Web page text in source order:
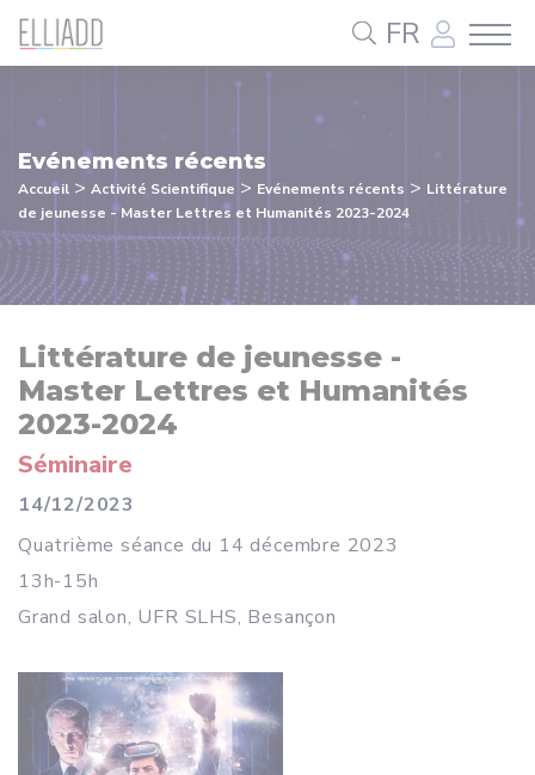
FR
Evénements récents
Accueil > Activité Scientifique > Evénements récents > Littérature
de jeunesse - Master Lettres et Humanités 2023-2024
Littérature de jeunesse -
Master Lettres et Humanités
2023-2024
Séminaire
14/12/2023
Quatrième séance du 14 décembre 2023
13h-15h
Grand salon, UFR SLHS, Besançon
Panneau de gestion des cookies